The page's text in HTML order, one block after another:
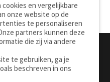
Over deze site
en vergelijkbare
onze website op de
te personaliseren
partners kunnen deze
die zij via andere
te gebruiken, ga je
beschreven in ons